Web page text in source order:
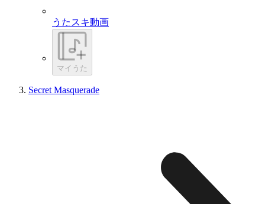
うたスキ動画
マイうた
Secret Masquerade